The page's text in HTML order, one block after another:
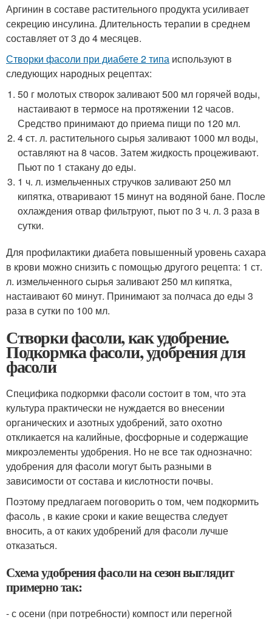
Аргинин в составе растительного продукта усиливает
секрецию инсулина. Длительность терапии в среднем
составляет от 3 до 4 месяцев.
Створки фасоли при диабете 2 типа используют в
следующих народных рецептах:
50 г молотых створок заливают 500 мл горячей воды,
настаивают в термосе на протяжении 12 часов.
Средство принимают до приема пищи по 120 мл.
4 ст. л. растительного сырья заливают 1000 мл воды,
оставляют на 8 часов. Затем жидкость процеживают.
Пьют по 1 стакану до еды.
1 ч. л. измельченных стручков заливают 250 мл
кипятка, отваривают 15 минут на водяной бане. После
охлаждения отвар фильтруют, пьют по 3 ч. л. 3 раза в
сутки.
Для профилактики диабета повышенный уровень сахара
в крови можно снизить с помощью другого рецепта: 1 ст.
л. измельченного сырья заливают 250 мл кипятка,
настаивают 60 минут. Принимают за полчаса до еды 3
раза в сутки по 100 мл.
Створки фасоли, как удобрение.
Подкормка фасоли, удобрения для
фасоли
Специфика подкормки фасоли состоит в том, что эта
культура практически не нуждается во внесении
органических и азотных удобрений, зато охотно
откликается на калийные, фосфорные и содержащие
микроэлементы удобрения. Но не все так однозначно:
удобрения для фасоли могут быть разными в
зависимости от состава и кислотности почвы.
Поэтому предлагаем поговорить о том, чем подкормить
фасоль , в какие сроки и какие вещества следует
вносить, а от каких удобрений для фасоли лучше
отказаться.
Схема удобрения фасоли на сезон выглядит
примерно так:
- с осени (при потребности) компост или перегной